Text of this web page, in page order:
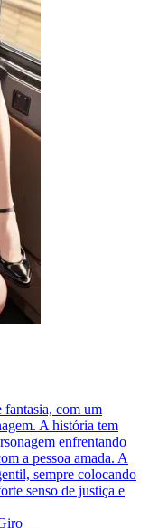
fantasia, com um
A história tem
enfrentando
a pessoa amada. A
sempre colocando
senso de justiça e